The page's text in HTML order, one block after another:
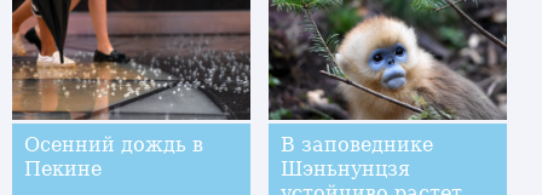
Осенний дождь в
Пекине
В заповеднике
Шэньнунцзя